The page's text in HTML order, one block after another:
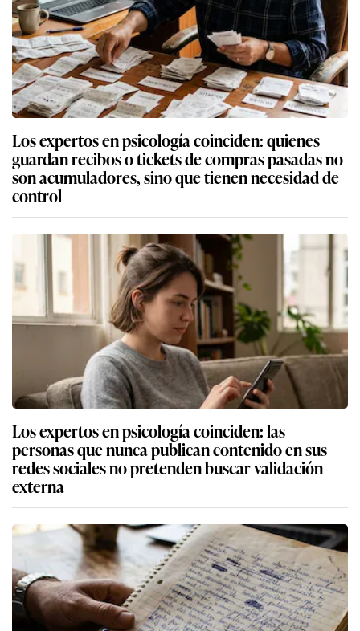
Los expertos en psicología coinciden: quienes
guardan recibos o tickets de compras pasadas no
son acumuladores, sino que tienen necesidad de
control
Los expertos en psicología coinciden: las
personas que nunca publican contenido en sus
redes sociales no pretenden buscar validación
externa